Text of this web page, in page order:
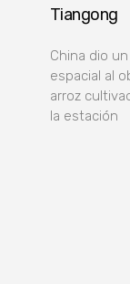
Tiangong
China dio
espacial al
arroz
la estación